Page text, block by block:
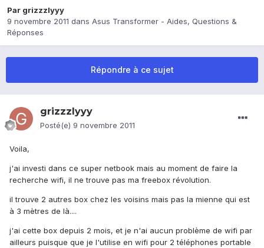
Par grizzzlyyy
9 novembre 2011 dans Asus Transformer - Aides, Questions &
Réponses
Répondre à ce sujet
grizzzlyyy
Posté(e) 9 novembre 2011
Voila,
j'ai investi dans ce super netbook mais au moment de faire la
recherche wifi, il ne trouve pas ma freebox révolution.
il trouve 2 autres box chez les voisins mais pas la mienne qui est
à 3 mètres de là....
j'ai cette box depuis 2 mois, et je n'ai aucun problème de wifi par
ailleurs puisque que je l'utilise en wifi pour 2 téléphones portable